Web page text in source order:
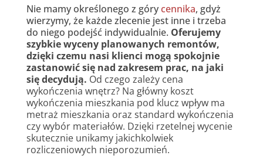
Nie mamy określonego z góry cennika, gdyż
wierzymy, że każde zlecenie jest inne i trzeba
do niego podejść indywidualnie. Oferujemy
szybkie wyceny planowanych remontów,
dzięki czemu nasi klienci mogą spokojnie
zastanowić się nad zakresem prac, na jaki
się decydują. Od czego zależy cena
wykończenia wnętrz? Na główny koszt
wykończenia mieszkania pod klucz wpływ ma
metraż mieszkania oraz standard wykończenia
czy wybór materiałów. Dzięki rzetelnej wycenie
skutecznie unikamy jakichkolwiek
rozliczeniowych nieporozumień.